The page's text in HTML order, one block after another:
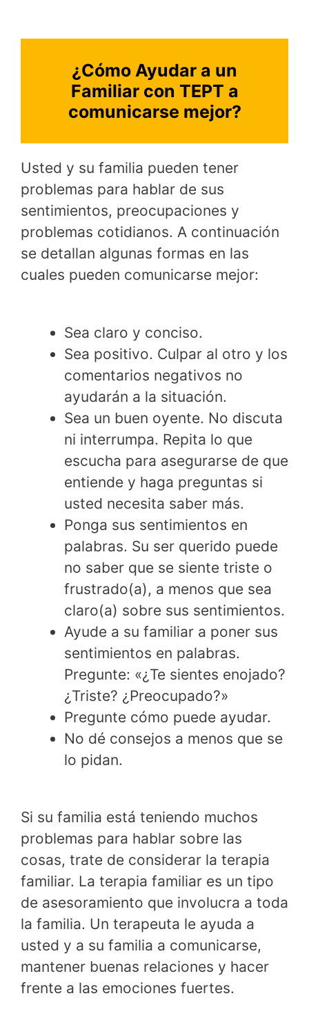
¿Cómo Ayudar a un
Familiar con TEPT a
comunicarse mejor?
Usted y su familia pueden tener
problemas para hablar de sus
sentimientos, preocupaciones y
problemas cotidianos. A continuación
se detallan algunas formas en las
cuales pueden comunicarse mejor:
Sea claro y conciso.
Sea positivo. Culpar al otro y los
comentarios negativos no
ayudarán a la situación.
Sea un buen oyente. No discuta
ni interrumpa. Repita lo que
escucha para asegurarse de que
entiende y haga preguntas si
usted necesita saber más.
Ponga sus sentimientos en
palabras. Su ser querido puede
no saber que se siente triste o
frustrado(a), a menos que sea
claro(a) sobre sus sentimientos.
Ayude a su familiar a poner sus
sentimientos en palabras.
Pregunte: «¿Te sientes enojado?
¿Triste? ¿Preocupado?»
Pregunte cómo puede ayudar.
No dé consejos a menos que se
lo pidan.
Si su familia está teniendo muchos
problemas para hablar sobre las
cosas, trate de considerar la terapia
familiar. La terapia familiar es un tipo
de asesoramiento que involucra a toda
la familia. Un terapeuta le ayuda a
usted y a su familia a comunicarse,
mantener buenas relaciones y hacer
frente a las emociones fuertes.